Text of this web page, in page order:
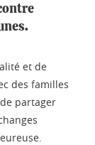
et de
des familles
partager